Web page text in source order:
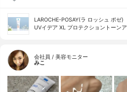
LAROCHE-POSAY(ラ ロッシュ ポゼ)
UVイデア XL プロテクショントーン
会社員 / 美容モニター
みこ